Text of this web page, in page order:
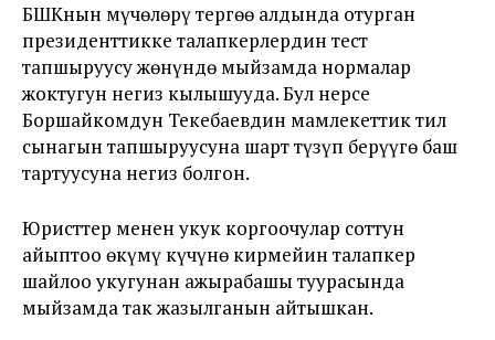
БШКнын мүчөлөрү тергөө алдында отурган
президенттикке талапкерлердин тест
тапшыруусу жөнүндө мыйзамда нормалар
жоктугун негиз кылышууда. Бул нерсе
Боршайкомдун Текебаевдин мамлекеттик тил
сынагын тапшыруусуна шарт түзүп берүүгө баш
тартуусуна негиз болгон.
Юристтер менен укук коргоочулар соттун
айыптоо өкүмү күчүнө кирмейин талапкер
шайлоо укугунан ажырабашы туурасында
мыйзамда так жазылганын айтышкан.